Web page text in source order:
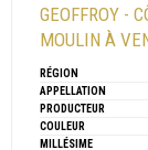
GEOFFROY -
MOULIN À
RÉGION
APPELLATION
PRODUCTEUR
COULEUR
MILLÉSIME